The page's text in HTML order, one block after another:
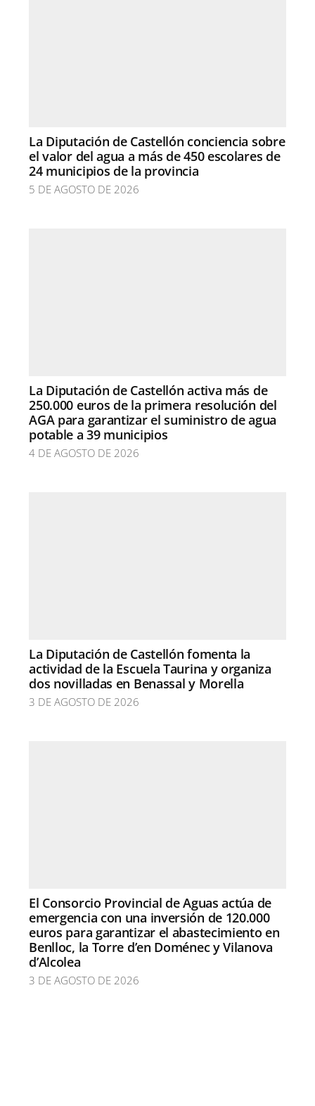
La Diputación de Castellón conciencia sobre
el valor del agua a más de 450 escolares de
24 municipios de la provincia
5 DE AGOSTO DE 2026
La Diputación de Castellón activa más de
250.000 euros de la primera resolución del
AGA para garantizar el suministro de agua
potable a 39 municipios
4 DE AGOSTO DE 2026
La Diputación de Castellón fomenta la
actividad de la Escuela Taurina y organiza
dos novilladas en Benassal y Morella
3 DE AGOSTO DE 2026
El Consorcio Provincial de Aguas actúa de
emergencia con una inversión de 120.000
euros para garantizar el abastecimiento en
Benlloc, la Torre d’en Doménec y Vilanova
d’Alcolea
3 DE AGOSTO DE 2026